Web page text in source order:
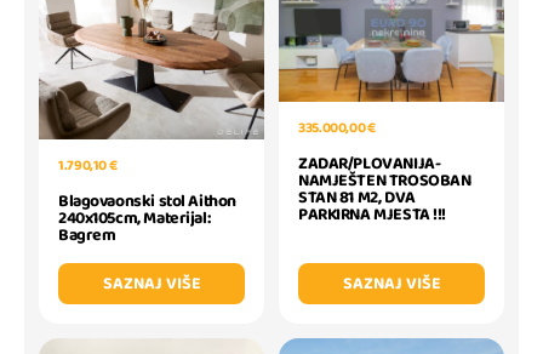
1.790,10 €
Blagovaonski stol Aithon
240x105cm, Materijal:
Bagrem
SAZNAJ VIŠE
335.000,00 €
ZADAR/PLOVANIJA-
NAMJEŠTEN TROSOBAN
STAN 81 M2, DVA
PARKIRNA MJESTA !!!
SAZNAJ VIŠE